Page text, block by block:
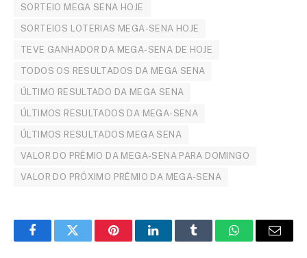
SORTEIO MEGA SENA HOJE
SORTEIOS LOTERIAS MEGA-SENA HOJE
TEVE GANHADOR DA MEGA-SENA DE HOJE
TODOS OS RESULTADOS DA MEGA SENA
ÚLTIMO RESULTADO DA MEGA SENA
ÚLTIMOS RESULTADOS DA MEGA-SENA
ÚLTIMOS RESULTADOS MEGA SENA
VALOR DO PRÊMIO DA MEGA-SENA PARA DOMINGO
VALOR DO PRÓXIMO PRÊMIO DA MEGA-SENA
FacebookTwitter PinterestLinkedInTumblr WhatsAppEmail